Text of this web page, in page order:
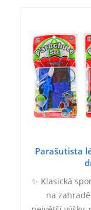
Parašutista
✨ Klasická
na